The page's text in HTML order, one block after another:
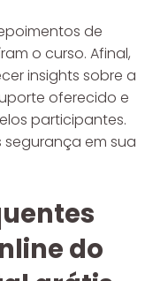
de
o curso. Afinal,
insights sobre a
oferecido e
participantes.
segurança em sua
do